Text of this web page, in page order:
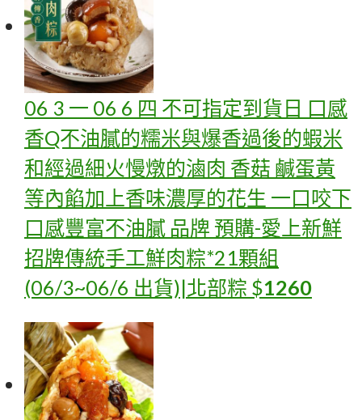
06 3 一 06 6 四 不可指定到貨日 口感
香Q不油膩的糯米與爆香過後的蝦米
和經過細火慢燉的滷肉 香菇 鹹蛋黃
等內餡加上香味濃厚的花生 一口咬下
口感豐富不油膩 品牌 預購-愛上新鮮
招牌傳統手工鮮肉粽*21顆組
(06/3~06/6 出貨)|北部粽 $1260